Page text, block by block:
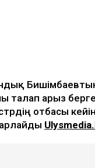
талап арыз
отбасы